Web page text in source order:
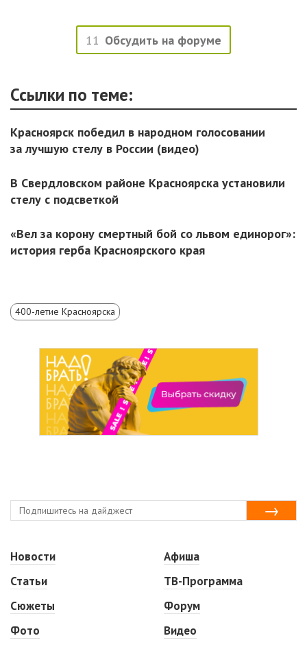
11 Обсудить на форуме
Ссылки по теме:
Красноярск победил в народном голосовании
за лучшую стелу в России (видео)
В Свердловском районе Красноярска установили
стелу с подсветкой
«Вел за корону смертный бой со львом единорог»:
история герба Красноярского края
400-летие Красноярска
Новости
Статьи
Сюжеты
Фото
Афиша
ТВ-Программа
Форум
Видео